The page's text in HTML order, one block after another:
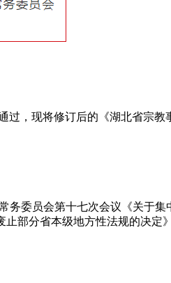
，现将修订后的《湖北省宗教
务委员会第十七次会议《关于
部分省本级地方性法规的决定